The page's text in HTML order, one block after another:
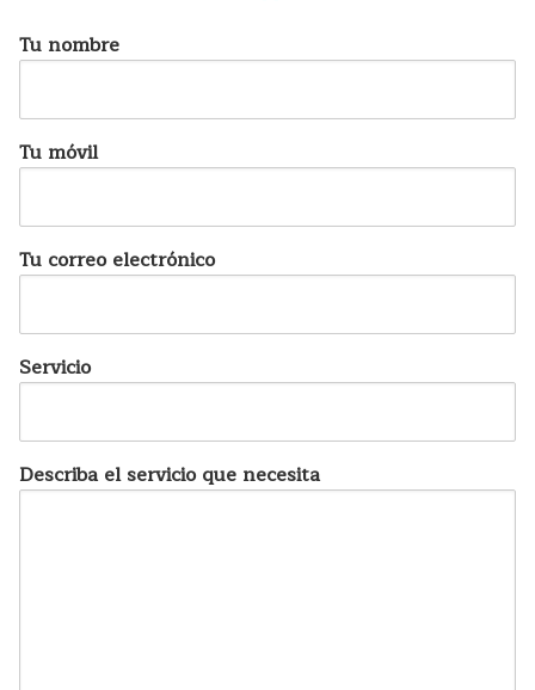
Tu nombre
Tu móvil
Tu correo electrónico
Servicio
Describa el servicio que necesita